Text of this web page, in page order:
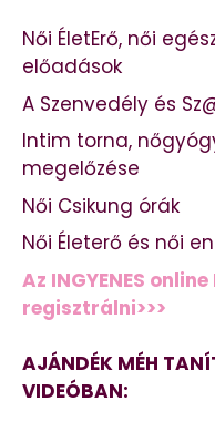
Női ÉletErő, női
előadások
A Szenvedély és
Intim torna,
megelőzése
Női Csikung órák
Női Életerő és női
Az INGYENES
regisztrálni>>>
AJÁNDÉK MÉH
VIDEÓBAN: